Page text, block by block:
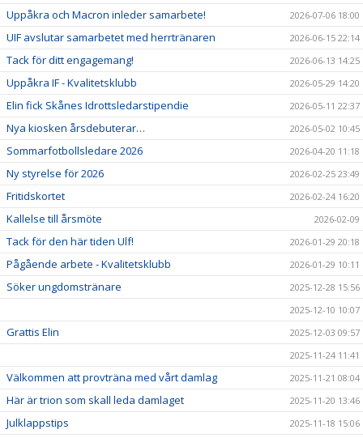
Uppåkra och Macron inleder samarbete! 2026-07-06 18:00
UIF avslutar samarbetet med herrtränaren 2026-06-15 22:14
Tack för ditt engagemang! 2026-06-13 14:25
Uppåkra IF - Kvalitetsklubb 2026-05-29 14:20
Elin fick Skånes Idrottsledarstipendie 2026-05-11 22:37
Nya kiosken årsdebuterar… 2026-05-02 10:45
Sommarfotbollsledare 2026 2026-04-20 11:18
Ny styrelse för 2026 2026-02-25 23:49
Fritidskortet 2026-02-24 16:20
Kallelse till årsmöte 2026-02-09
Tack för den här tiden Ulf! 2026-01-29 20:18
Pågående arbete - Kvalitetsklubb 2026-01-29 10:11
Söker ungdomstränare
2025-12-28 15:56
2025-12-10 10:07
Grattis Elin
2025-12-03 09:57
2025-11-24 11:41
Välkommen att provträna med vårt damlag 2025-11-21 08:04
Här är trion som skall leda damlaget 2025-11-20 13:46
Julklappstips 2025-11-18 15:06